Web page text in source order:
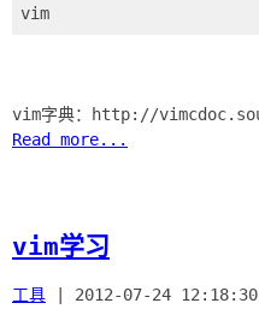
Read more...
vim学习
工具 2012-07-24 12:18:30